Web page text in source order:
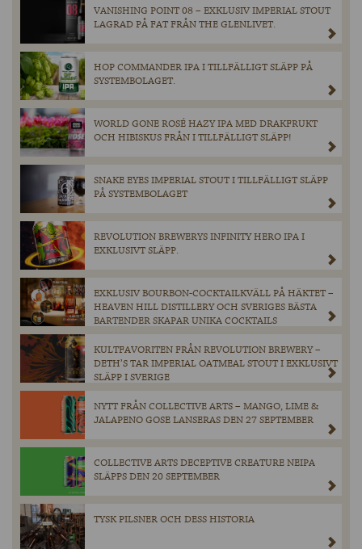
VANISHING POINT 08 – EXKLUSIV IMPERIAL STOUT
LAGRAD PÅ FAT FRÅN THE GLENLIVET.
HOP COMMANDER IPA I TILLFÄLLIGT SLÄPP PÅ
SYSTEMBOLAGET.
WORLD GONE ROSÉ HAZY IPA MED DRAKFRUKT
OCH HIBISKUS FRÅN I TILLFÄLLIGT SLÄPP!
SNAKE EYES IMPERIAL STOUT I TILLFÄLLIGT SLÄPP
PÅ SYSTEMBOLAGET
REVOLUTION BREWERYS INFINITY HERO IPA I
EXKLUSIVT SLÄPP.
EXKLUSIV BOURBON-COCKTAILKVÄLL PÅ HÄKTET –
HEAVEN HILL DISTILLERY OCH SVERIGES BÄSTA
BARTENDER SKAPAR UNIKA COCKTAILS
KULTFAVORITEN FRÅN REVOLUTION BREWERY –
DETH’S TAR IMPERIAL OATMEAL STOUT I EXKLUSIVT
SLÄPP I SVERIGE
NYTT FRÅN COLLECTIVE ARTS – MANGO, LIME &
JALAPENO GOSE LANSERAS DEN 27 SEPTEMBER
COLLECTIVE ARTS DECEPTIVE CREATURE NEIPA
SLÄPPS DEN 20 SEPTEMBER
TYSK PILSNER OCH DESS HISTORIA